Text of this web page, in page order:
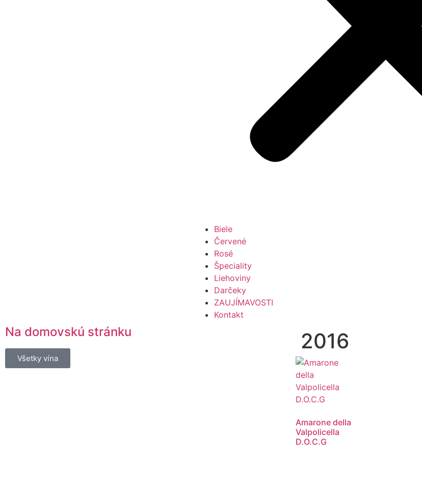
Biele
Červené
Rosé
Špeciality
Liehoviny
Darčeky
ZAUJÍMAVOSTI
Kontakt
Na domovskú stránku
Všetky vína
2016
Amarone della
Valpolicella
D.O.C.G